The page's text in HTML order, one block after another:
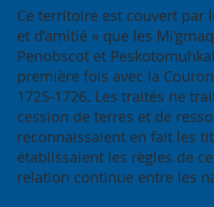
Ce territoire est couvert par
et d’amitié » que les
Penobscot et
première fois avec la
1725-1726. Les traités ne
cession de terres et de
reconnaissaient en fait les
établissaient les règles de
relation continue entre les